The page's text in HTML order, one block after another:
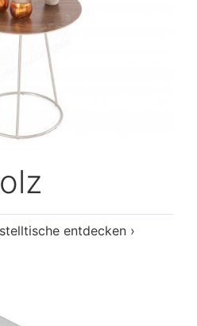
entdecken ›